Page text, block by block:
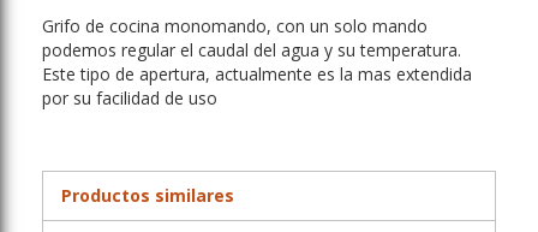
Grifo de cocina monomando, con un solo mando
podemos regular el caudal del agua y su temperatura.
Este tipo de apertura, actualmente es la mas extendida
por su facilidad de uso
Productos similares